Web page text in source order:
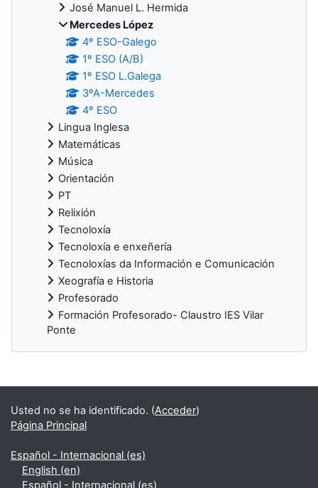
José Manuel L. Hermida
Mercedes López
4º ESO-Galego
1º ESO (A/B)
1º ESO L.Galega
3ºA-Mercedes
4º ESO
Lingua Inglesa
Matemáticas
Música
Orientación
PT
Relixión
Tecnoloxía
Tecnoloxía e enxeñería
Tecnoloxías da Información e Comunicación
Xeografía e Historia
Profesorado
Formación Profesorado- Claustro IES Vilar
Ponte
Supplementary blocks
Usted no se ha identificado. (Acceder)
Página Principal
Español - Internacional ‎(es)‎
English ‎(en)‎
Español - Internacional ‎(es)‎